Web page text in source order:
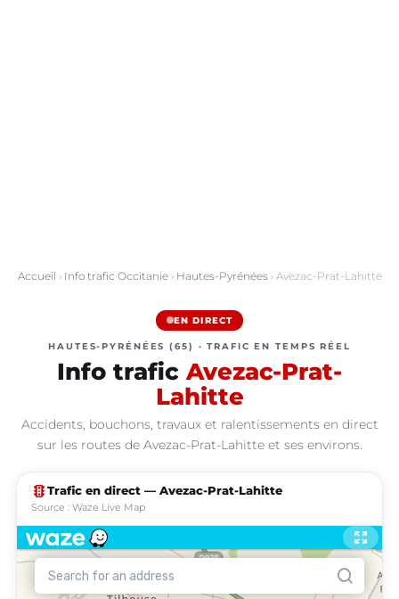
Accueil › Info trafic Occitanie› Hautes-Pyrénées› Avezac-Prat-Lahitte
EN DIRECT
HAUTES-PYRÉNÉES (65) · TRAFIC EN TEMPS RÉEL
Info trafic Avezac-Prat-
Lahitte
Accidents, bouchons, travaux et ralentissements en direct
sur les routes de Avezac-Prat-Lahitte et ses environs.
traffic Trafic en direct — Avezac-Prat-Lahitte
Source : Waze Live Map